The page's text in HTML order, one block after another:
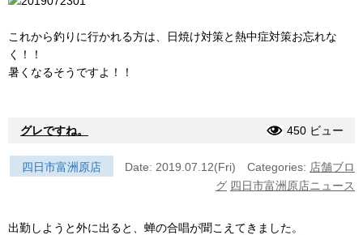
これから釣りに行かれる方は、日焼け対策と熱中症対策お忘れな
く！！
暑くなるそうですよ！！
グレですね。 450 ビュー
四日市富洲原店 Date: 2019.07.12(Fri) Categories: 店舗ブロ
グ 四日市富洲原店ニュース
出勤しようと外に出ると、蝉の合唱が聞こえてきました。